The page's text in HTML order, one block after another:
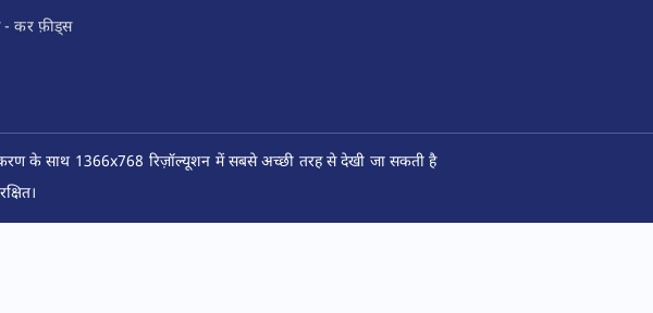
- कर फ़ीड्स
के साथ 1366x768 रिज़ॉल्यूशन में सबसे अच्छी तरह से देखी जा सकती है